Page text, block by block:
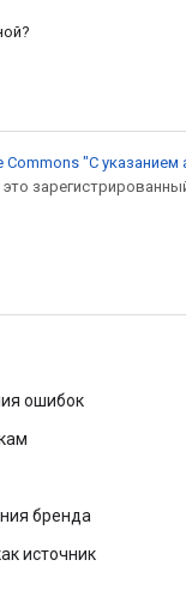
Commons "С указанием
это
ошибок
бренда
источник